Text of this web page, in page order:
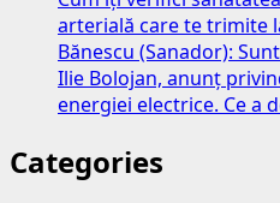
arterială care te trimite
Bănescu (Sanador):
Ilie Bolojan, anunț
energiei electrice. Ce a
Categories